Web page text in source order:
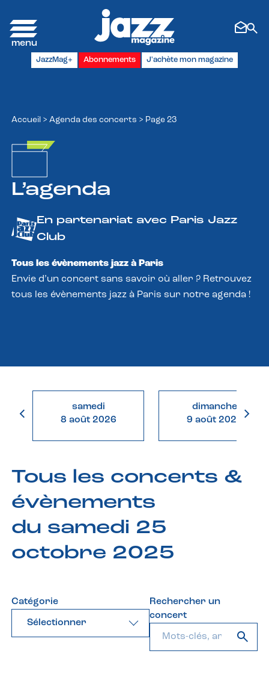
JazzMag+ Abonnements J'achète mon magazine
Accueil > Agenda des concerts > Page 23
L’agenda
En partenariat avec Paris Jazz
Club
Tous les évènements jazz à Paris
Envie d’un concert sans savoir où aller ? Retrouvez
tous les évènements jazz à Paris sur notre agenda !
samedi
8 août 2026
dimanche
9 août 2026
Tous les concerts &
évènements
du samedi 25
octobre 2025
Catégorie
Sélectionner
Rechercher un
concert